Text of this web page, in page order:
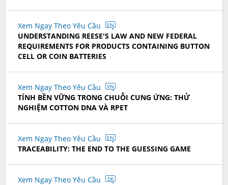
Xem Ngay Theo Yêu Cầu EN
UNDERSTANDING REESE'S LAW AND NEW FEDERAL
REQUIREMENTS FOR PRODUCTS CONTAINING BUTTON
CELL OR COIN BATTERIES
Xem Ngay Theo Yêu Cầu VN
TÍNH BỀN VỮNG TRONG CHUỖI CUNG ỨNG: THỬ
NGHIỆM COTTON DNA VÀ RPET
Xem Ngay Theo Yêu Cầu EN
TRACEABILITY: THE END TO THE GUESSING GAME
Xem Ngay Theo Yêu Cầu DE